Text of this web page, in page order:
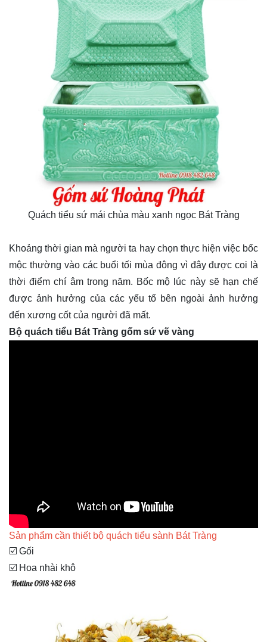
Quách tiểu sứ mái chùa màu xanh ngọc Bát Tràng
Khoảng thời gian mà người ta hay chọn thực hiện việc bốc
mộc thường vào các buổi tối mùa đông vì đây được coi là
thời điểm chí âm trong năm. Bốc mộ lúc này sẽ hạn chế
được ảnh hưởng của các yếu tố bên ngoài ảnh hưởng
đến xương cốt của người đã mất.
Bộ quách tiểu Bát Tràng gốm sứ vẽ vàng
Sản phẩm cần thiết bộ quách tiểu sành Bát Tràng
☑️ Gối
☑️ Hoa nhài khô